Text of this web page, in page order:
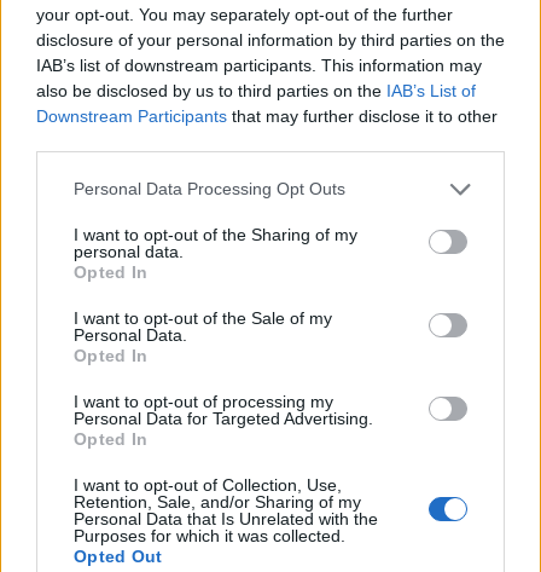
your opt-out. You may separately opt-out of the further
disclosure of your personal information by third parties on the
IAB’s list of downstream participants. This information may
also be disclosed by us to third parties on the IAB’s List of
Downstream Participants that may further disclose it to other
Please note that this website/app uses one or more Google
not limited to your visit or usage behaviour. You may click to
grant or deny consent to Google and its third-party tags to
use your data for below specified purposes in below Google
consent section.
Personal Data Processing Opt Outs
I want to opt-out of the Sharing of my
personal data.
Opted In
I want to opt-out of the Sale of my
Personal Data.
Opted In
I want to opt-out of processing my
Personal Data for Targeted Advertising.
Opted In
I want to opt-out of Collection, Use,
Retention, Sale, and/or Sharing of my
Personal Data that Is Unrelated with the
Purposes for which it was collected.
Opted Out
Calangianus, allarme sul centro accoglienza
minori, Albieri: “Episodi gravissimi”
Meteo Olbia 7 agosto, sole e caldo tornano
protagonisti
Test tunnel Olbia: rampe chiuse ancora fino a
Aggius conquista la classifica delle mete più
amate dell’estate 2026